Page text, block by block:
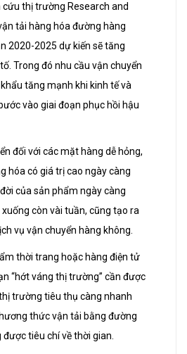
thị trường Research and
tải hàng hóa đường hàng
2020-2025 dự kiến sẽ tăng
Trong đó nhu cầu vận chuyển
tăng mạnh khi kinh tế và
vào giai đoạn phục hồi hậu
đối với các mặt hàng dễ hỏng,
hóa có giá trị cao ngày càng
của sản phẩm ngày càng
còn vài tuần, cũng tạo ra
vụ vận chuyển hàng không.
thời trang hoặc hàng điện tử
“hớt váng thị trường” cần được
trường tiêu thụ càng nhanh
thức vận tải bằng đường
tiêu chí về thời gian.